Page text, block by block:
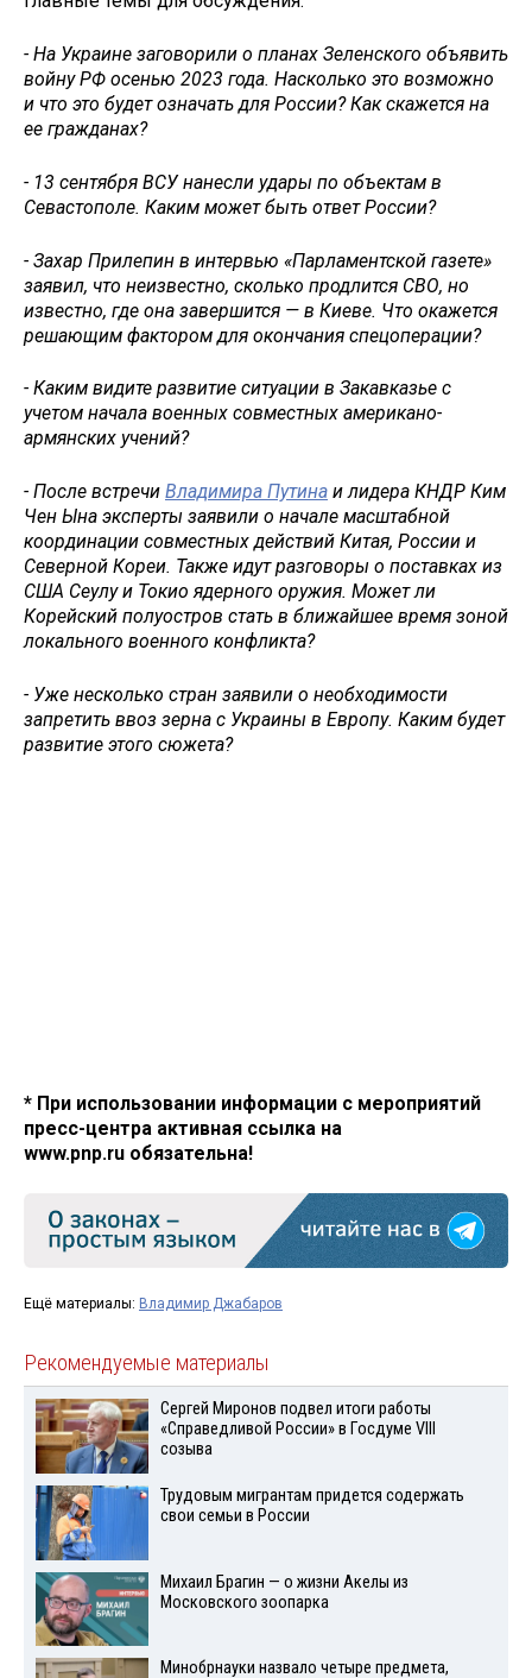
- На Украине заговорили о планах Зеленского объявить
войну РФ осенью 2023 года. Насколько это возможно
и что это будет означать для России? Как скажется на
ее гражданах?
- 13 сентября ВСУ нанесли удары по объектам в
Севастополе. Каким может быть ответ России?
- Захар Прилепин в интервью «Парламентской газете»
заявил, что неизвестно, сколько продлится СВО, но
известно, где она завершится — в Киеве. Что окажется
решающим фактором для окончания спецоперации?
- Каким видите развитие ситуации в Закавказье с
учетом начала военных совместных американо-
армянских учений?
- После встречи Владимира Путина и лидера КНДР Ким
Чен Ына эксперты заявили о начале масштабной
координации совместных действий Китая, России и
Северной Кореи. Также идут разговоры о поставках из
США Сеулу и Токио ядерного оружия. Может ли
Корейский полуостров стать в ближайшее время зоной
локального военного конфликта?
- Уже несколько стран заявили о необходимости
запретить ввоз зерна с Украины в Европу. Каким будет
развитие этого сюжета?
* При использовании информации с мероприятий
пресс-центра активная ссылка на
www.pnp.ru обязательна!
Ещё материалы: Владимир Джабаров
Рекомендуемые материалы
Сергей Миронов подвел итоги работы
«Справедливой России» в Госдуме VIII
созыва
Трудовым мигрантам придется содержать
свои семьи в России
Михаил Брагин — о жизни Акелы из
Московского зоопарка
Минобрнауки назвало четыре предмета,